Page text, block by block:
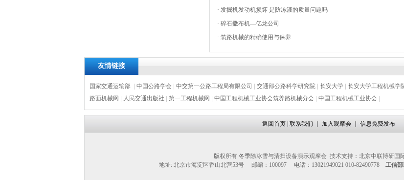
· 发掘机发动机损坏 是防冻液的质量问题吗
· 碎石撒布机—亿龙公司
· 筑路机械的精确使用与保养
友情链接
国家交通运输部 中国公路学会 中交第一公路工程局有限公司 交通部公路科学研究院 长安大学 长安大学工程机械学
路面机械网
人民交通出版社 第一工程机械网 中国工程机械工业协会筑养路机械分会 中国工程机械工业协会
返回首页 联系我们 加入观摩会 信息免费发布
版权所有 冬季除冰雪与清扫设备演示观摩会 技术支持：北京中联博研国
地址: 北京市海淀区香山北营53号 邮编：100097 电话：13021949021 010-82490778
工信部